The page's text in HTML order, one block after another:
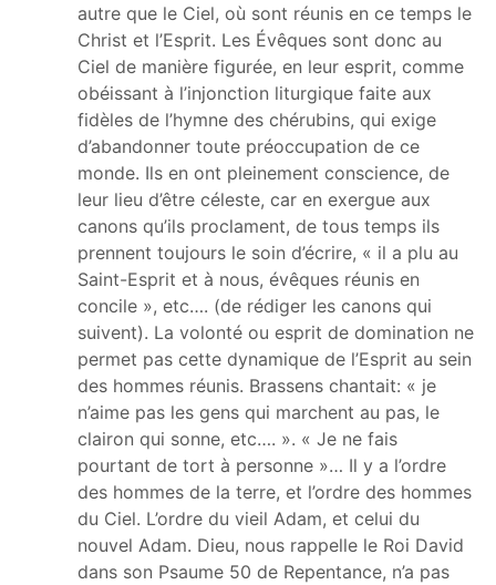
autre que le Ciel, où sont réunis en ce temps le
Christ et l’Esprit. Les Évêques sont donc au
Ciel de manière figurée, en leur esprit, comme
obéissant à l’injonction liturgique faite aux
fidèles de l’hymne des chérubins, qui exige
d’abandonner toute préoccupation de ce
monde. Ils en ont pleinement conscience, de
leur lieu d’être céleste, car en exergue aux
canons qu’ils proclament, de tous temps ils
prennent toujours le soin d’écrire, « il a plu au
Saint-Esprit et à nous, évêques réunis en
concile », etc…. (de rédiger les canons qui
suivent). La volonté ou esprit de domination ne
permet pas cette dynamique de l’Esprit au sein
des hommes réunis. Brassens chantait: « je
n’aime pas les gens qui marchent au pas, le
clairon qui sonne, etc…. ». « Je ne fais
pourtant de tort à personne »… Il y a l’ordre
des hommes de la terre, et l’ordre des hommes
du Ciel. L’ordre du vieil Adam, et celui du
nouvel Adam. Dieu, nous rappelle le Roi David
dans son Psaume 50 de Repentance, n’a pas